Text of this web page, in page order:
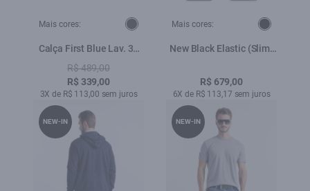
Mais cores:
Calça First Blue Lav. 35
Amaciado
R$ 489,00
R$ 339,00
3X de R$ 113,00 sem juros
Mais cores:
New Black Elastic (Slim)
Rede
R$ 679,00
6X de R$ 113,17 sem juros
NEW-IN NEW-IN